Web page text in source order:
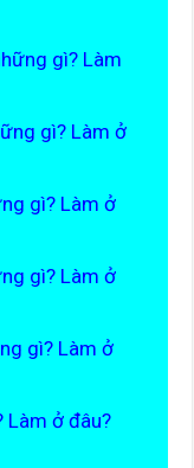
gì? Làm
gì? Làm ở
gì? Làm ở
gì? Làm ở
gì? Làm ở
Làm ở đâu?